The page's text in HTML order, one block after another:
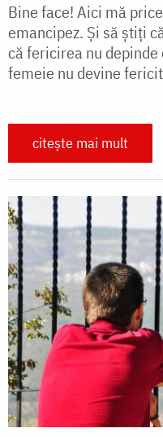
Bine face! Aici mă
emancipez. Și să știți
că fericirea nu
femeie nu devine
citește mai mult